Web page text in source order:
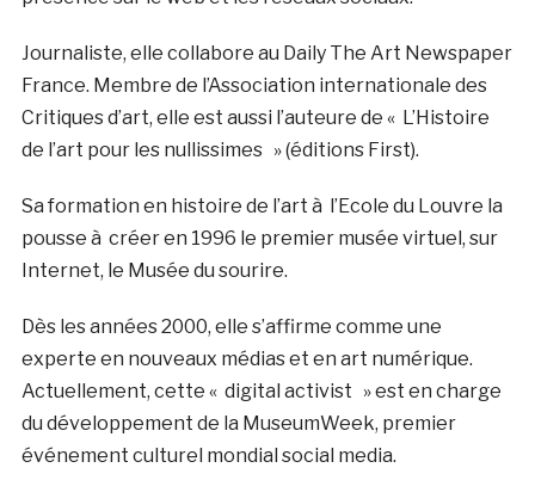
Journaliste, elle collabore au Daily The Art Newspaper
France. Membre de l’Association internationale des
Critiques d’art, elle est aussi l’auteure de « L’Histoire
de l’art pour les nullissimes » (éditions First).
Sa formation en histoire de l’art à l’Ecole du Louvre la
pousse à créer en 1996 le premier musée virtuel, sur
Internet, le Musée du sourire.
Dès les années 2000, elle s’affirme comme une
experte en nouveaux médias et en art numérique.
Actuellement, cette « digital activist » est en charge
du développement de la MuseumWeek, premier
événement culturel mondial social media.